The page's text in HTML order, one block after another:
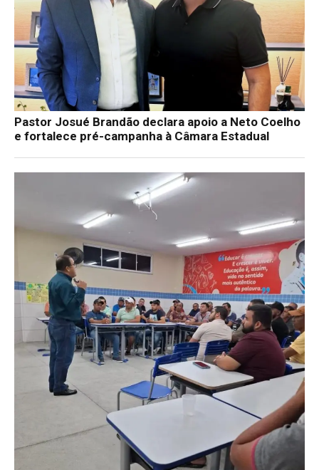
Pastor Josué Brandão declara apoio a Neto Coelho
e fortalece pré-campanha à Câmara Estadual